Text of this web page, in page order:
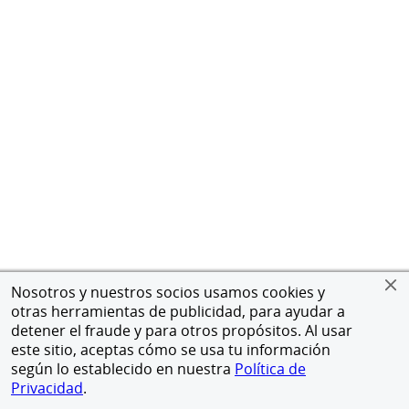
Nosotros y nuestros socios usamos cookies y
otras herramientas de publicidad, para ayudar a
detener el fraude y para otros propósitos. Al usar
este sitio, aceptas cómo se usa tu información
según lo establecido en nuestra Política de
Privacidad.